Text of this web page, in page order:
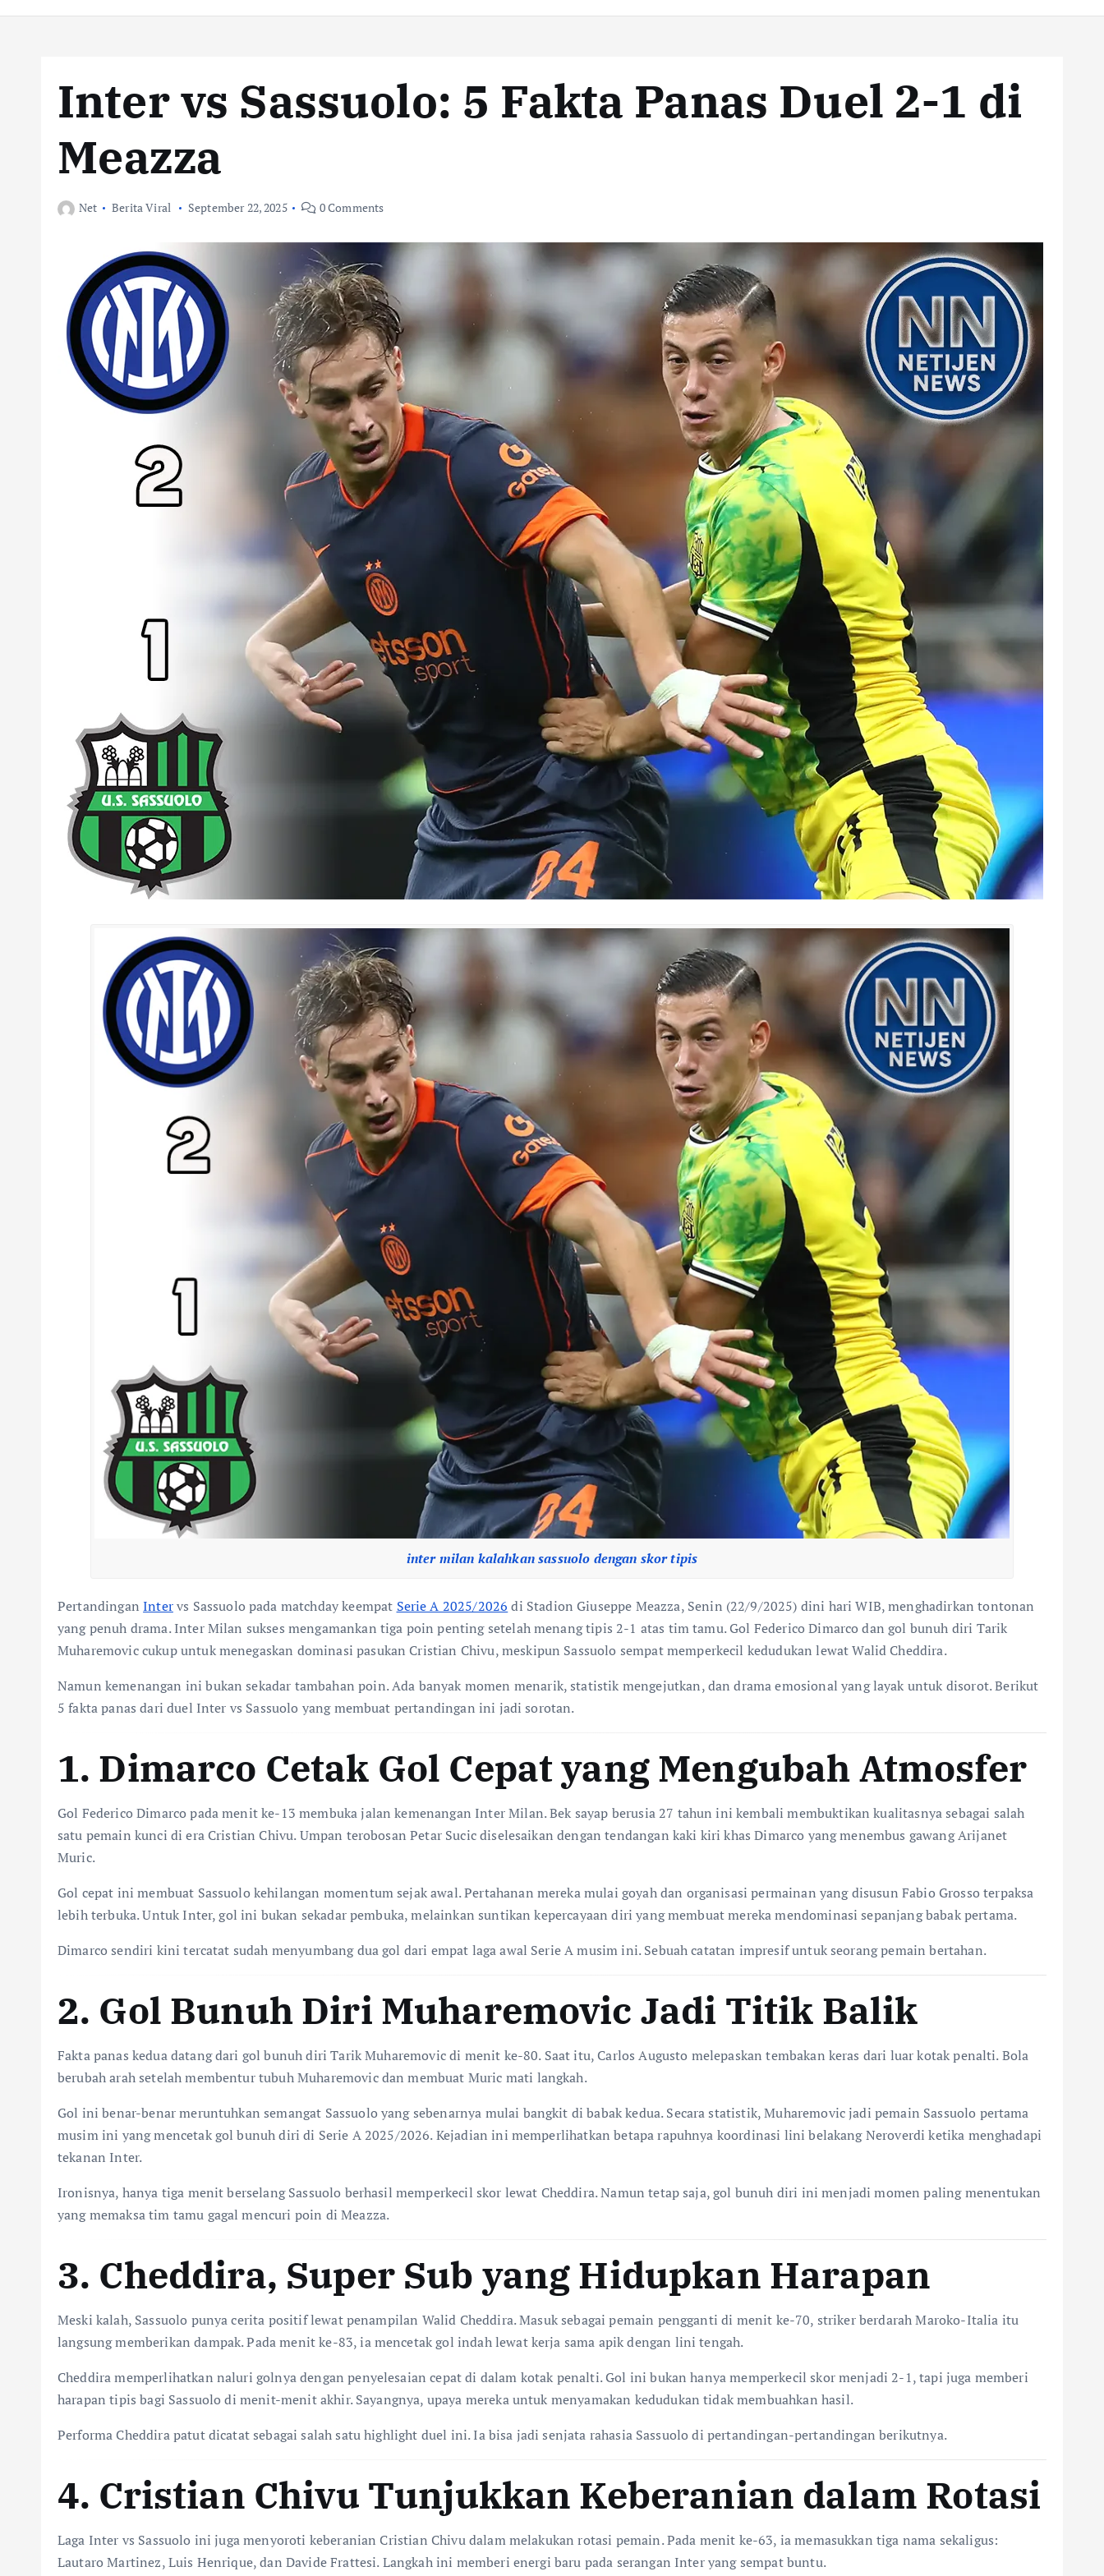
Inter vs Sassuolo: 5 Fakta Panas Duel 2-1 di
Meazza
Net Berita Viral September 22, 2025 0 Comments
inter milan kalahkan sassuolo dengan skor tipis
PertandinganIntervs Sassuolo pada matchday keempat Serie A 2025/2026 di Stadion Giuseppe Meazza, Senin (22/9/2025) dini hari WIB, menghadirkan tontonan
yang penuh drama. Inter Milan sukses mengamankan tiga poin penting setelah menang tipis 2-1 atas tim tamu. Gol Federico Dimarco dan gol bunuh diri Tarik
Muharemovic cukup untuk menegaskan dominasi pasukan Cristian Chivu, meskipun Sassuolo sempat memperkecil kedudukan lewat Walid Cheddira.
Namun kemenangan ini bukan sekadar tambahan poin. Ada banyak momen menarik, statistik mengejutkan, dan drama emosional yang layak untuk disorot. Berikut
5 fakta panas dari duel Inter vs Sassuolo yang membuat pertandingan ini jadi sorotan.
1. Dimarco Cetak Gol Cepat yang Mengubah Atmosfer
Gol Federico Dimarco pada menit ke-13 membuka jalan kemenangan Inter Milan. Bek sayap berusia 27 tahun ini kembali membuktikan kualitasnya sebagai salah
satu pemain kunci di era Cristian Chivu. Umpan terobosan Petar Sucic diselesaikan dengan tendangan kaki kiri khas Dimarco yang menembus gawang Arijanet
Muric.
Gol cepat ini membuat Sassuolo kehilangan momentum sejak awal. Pertahanan mereka mulai goyah dan organisasi permainan yang disusun Fabio Grosso terpaksa
lebih terbuka. Untuk Inter, gol ini bukan sekadar pembuka, melainkan suntikan kepercayaan diri yang membuat mereka mendominasi sepanjang babak pertama.
Dimarco sendiri kini tercatat sudah menyumbang dua gol dari empat laga awal Serie A musim ini. Sebuah catatan impresif untuk seorang pemain bertahan.
2. Gol Bunuh Diri Muharemovic Jadi Titik Balik
Fakta panas kedua datang dari gol bunuh diri Tarik Muharemovic di menit ke-80. Saat itu, Carlos Augusto melepaskan tembakan keras dari luar kotak penalti. Bola
berubah arah setelah membentur tubuh Muharemovic dan membuat Muric mati langkah.
Gol ini benar-benar meruntuhkan semangat Sassuolo yang sebenarnya mulai bangkit di babak kedua. Secara statistik, Muharemovic jadi pemain Sassuolo pertama
musim ini yang mencetak gol bunuh diri di Serie A 2025/2026. Kejadian ini memperlihatkan betapa rapuhnya koordinasi lini belakang Neroverdi ketika menghadapi
tekanan Inter.
Ironisnya, hanya tiga menit berselang Sassuolo berhasil memperkecil skor lewat Cheddira. Namun tetap saja, gol bunuh diri ini menjadi momen paling menentukan
yang memaksa tim tamu gagal mencuri poin di Meazza.
3. Cheddira, Super Sub yang Hidupkan Harapan
Meski kalah, Sassuolo punya cerita positif lewat penampilan Walid Cheddira. Masuk sebagai pemain pengganti di menit ke-70, striker berdarah Maroko-Italia itu
langsung memberikan dampak. Pada menit ke-83, ia mencetak gol indah lewat kerja sama apik dengan lini tengah.
Cheddira memperlihatkan naluri golnya dengan penyelesaian cepat di dalam kotak penalti. Gol ini bukan hanya memperkecil skor menjadi 2-1, tapi juga memberi
harapan tipis bagi Sassuolo di menit-menit akhir. Sayangnya, upaya mereka untuk menyamakan kedudukan tidak membuahkan hasil.
Performa Cheddira patut dicatat sebagai salah satu highlight duel ini. Ia bisa jadi senjata rahasia Sassuolo di pertandingan-pertandingan berikutnya.
4. Cristian Chivu Tunjukkan Keberanian dalam Rotasi
Laga Inter vs Sassuolo ini juga menyoroti keberanian Cristian Chivu dalam melakukan rotasi pemain. Pada menit ke-63, ia memasukkan tiga nama sekaligus:
Lautaro Martinez, Luis Henrique, dan Davide Frattesi. Langkah ini memberi energi baru pada serangan Inter yang sempat buntu.